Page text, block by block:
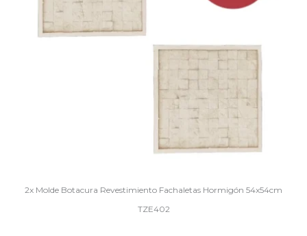
2x Molde Botacura Revestimiento Fachaletas Hormigón 54x54cm
TZE402